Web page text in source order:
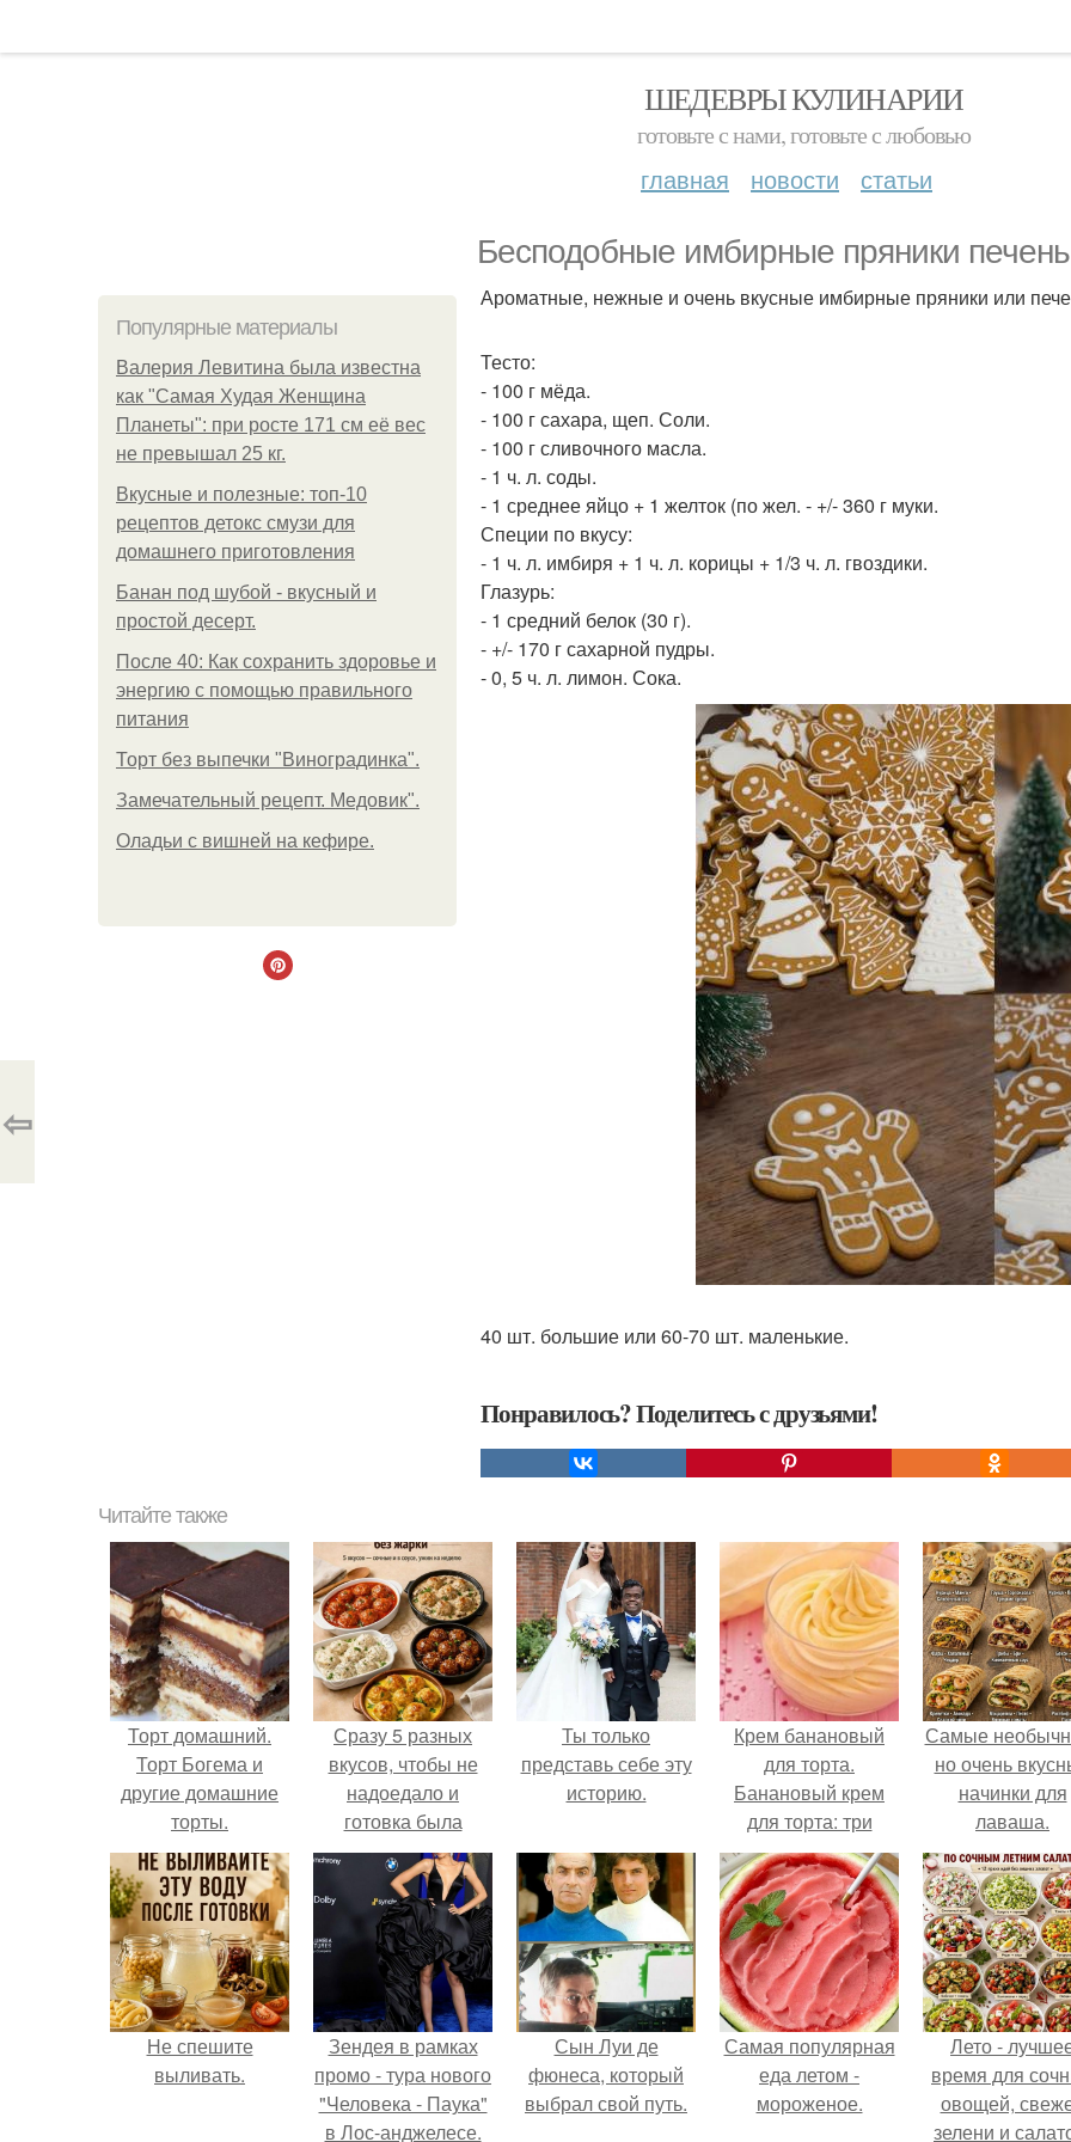
ШЕДЕВРЫ КУЛИНАРИИ
готовьте с нами, готовьте с любовью
главная новости статьи
Бесподобные имбирные пряники
Популярные материалы
Валерия Левитина была известна
как "Самая Худая Женщина
Планеты": при росте 171 см её вес
не превышал 25 кг.
Вкусные и полезные: топ-10
рецептов детокс смузи для
домашнего приготовления
Банан под шубой - вкусный и
простой десерт.
После 40: Как сохранить здоровье и
энергию с помощью правильного
питания
Торт без выпечки "Виноградинка".
Замечательный рецепт. Медовик".
Оладьи с вишней на кефире.
Ароматные, нежные и очень вкусные имбирные пряники или
Тесто:
- 100 г мёда.
- 100 г сахара, щеп. Соли.
- 100 г сливочного масла.
- 1 ч. л. соды.
- 1 среднее яйцо + 1 желток (по жел. - +/- 360 г муки.
Специи по вкусу:
- 1 ч. л. имбиря + 1 ч. л. корицы + 1/3 ч. л. гвоздики.
Глазурь:
- 1 средний белок (30 г).
- +/- 170 г сахарной пудры.
- 0, 5 ч. л. лимон. Сока.
40 шт. большие или 60-70 шт. маленькие.
Понравилось? Поделитесь с друзьями!
⇦
Читайте также
Торт домашний.
Торт Богема и
другие домашние
торты.
Сразу 5 разных
вкусов, чтобы не
надоедало и
готовка была
проще.
Ты только
представь себе эту
историю.
Крем банановый
для торта.
Банановый крем
для торта: три
рецепта как
приготовить.
Самые
но очень
начинки для
лаваша.
Не спешите
выливать.
Зендея в рамках
промо - тура нового
"Человека - Паука"
в Лос-анджелесе.
Сын Луи де
фюнеса, который
выбрал свой путь.
Самая популярная
еда летом -
мороженое.
Лето -
время для
овощей,
зелени и